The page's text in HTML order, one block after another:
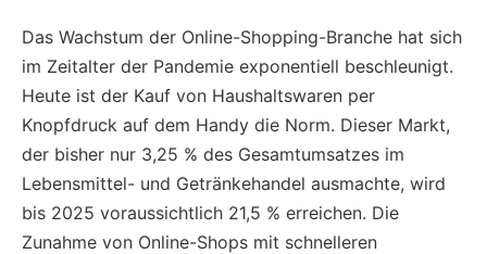
Das Wachstum der Online-Shopping-Branche hat sich
im Zeitalter der Pandemie exponentiell beschleunigt.
Heute ist der Kauf von Haushaltswaren per
Knopfdruck auf dem Handy die Norm. Dieser Markt,
der bisher nur 3,25 % des Gesamtumsatzes im
Lebensmittel- und Getränkehandel ausmachte, wird
bis 2025 voraussichtlich 21,5 % erreichen. Die
Zunahme von Online-Shops mit schnelleren